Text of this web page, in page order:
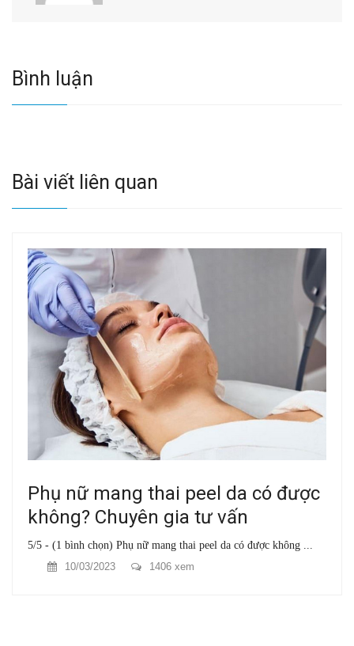
Bình luận
Bài viết liên quan
Phụ nữ mang thai peel da có được
không? Chuyên gia tư vấn
5/5 - (1 bình chọn) Phụ nữ mang thai peel da có được không ...
10/03/2023
1406 xem